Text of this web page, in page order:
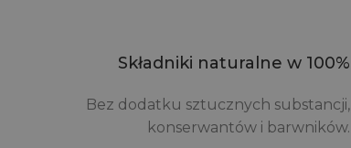
Składniki naturalne w 100%
Bez dodatku sztucznych substancji,
konserwantów i barwników.